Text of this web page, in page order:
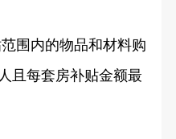
围内的物品和材料购
且每套房补贴金额最